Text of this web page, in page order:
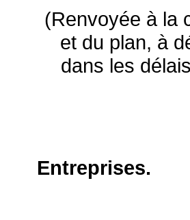
(Renvoyée à la
et du plan, à
dans les
Entreprises.